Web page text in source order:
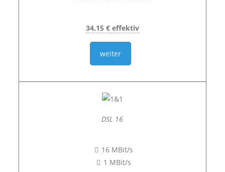
34,15 € effektiv
weiter
DSL 16
16 MBit/s
1 MBit/s